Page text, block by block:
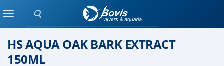
Zoeken
MenuWater verbeteraar
HS AQUA OAK BARK EXTRACT
150ML